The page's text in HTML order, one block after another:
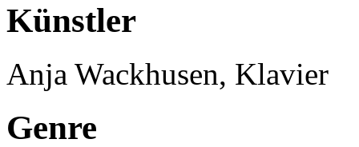
Künstler
Anja Wackhusen, Klavier
Genre